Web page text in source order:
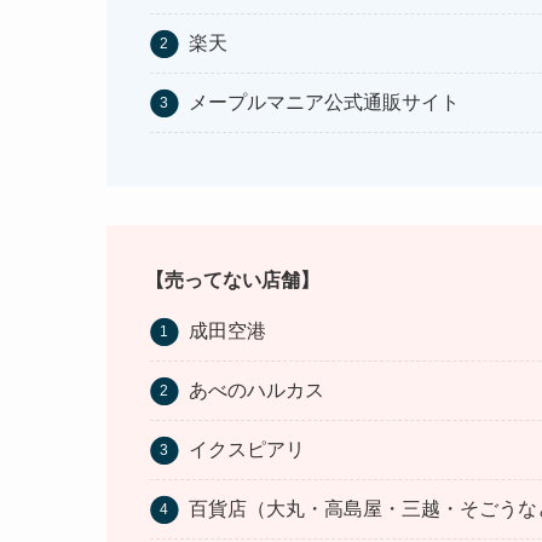
楽天
メープルマニア公式通販サイト
【売ってない店舗】
成田空港
あべのハルカス
イクスピアリ
百貨店（大丸・高島屋・三越・そごうな